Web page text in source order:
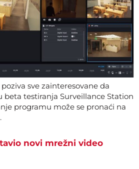
sve zainteresovane da
beta testiranja Surveillance Station
programu može se pronaći na
novi mrežni video